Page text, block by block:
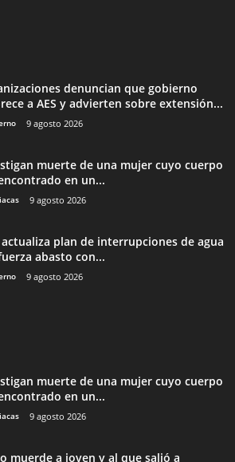
denuncian que gobierno
a AES y advierten sobre extensión...
9 agosto 2026
muerte de una mujer cuyo cuerpo
en un...
9 agosto 2026
actualiza plan de interrupciones de agua
abasto con...
9 agosto 2026
muerte de una mujer cuyo cuerpo
en un...
9 agosto 2026
muerde a joven y al que salió a